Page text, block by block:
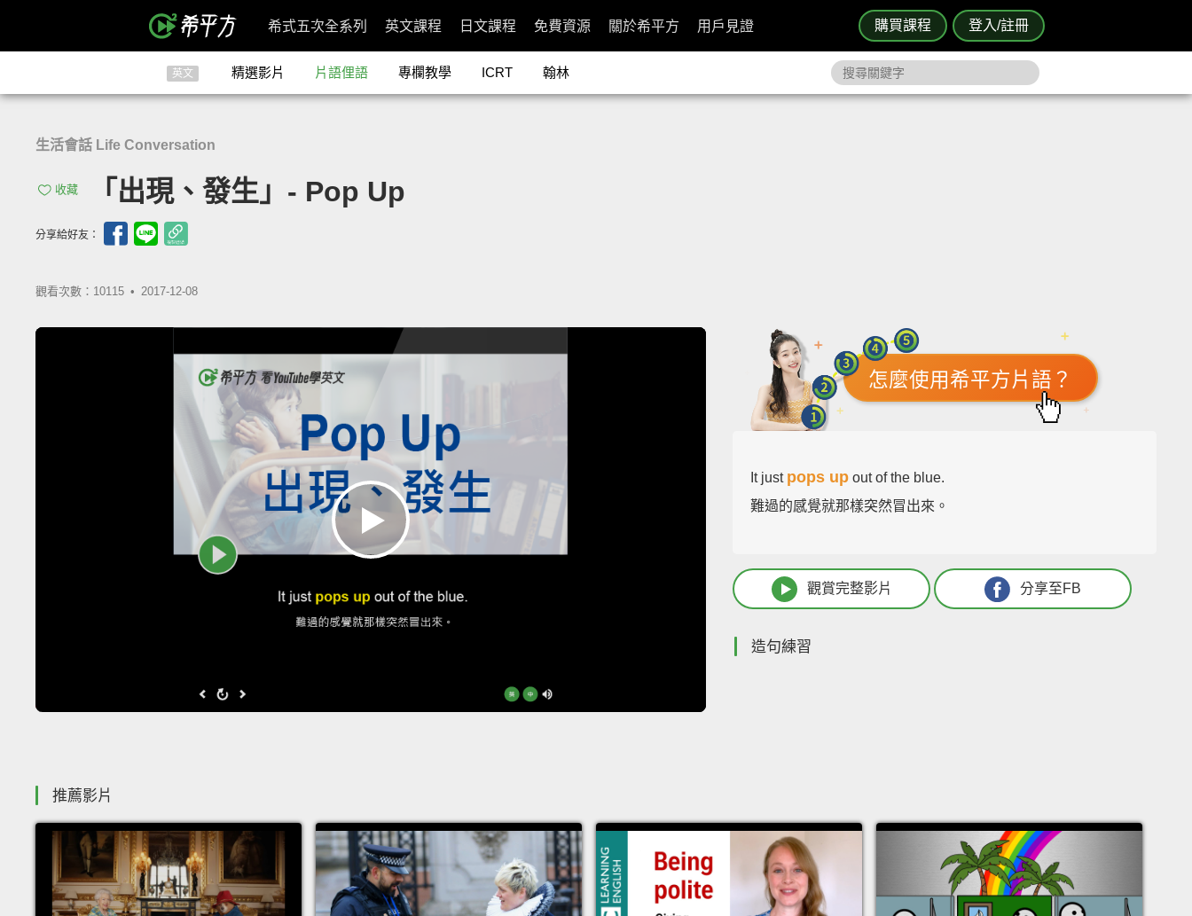
購買課程 登入/註冊
希式五次全系列 英文課程 日文課程 免費資源 關於希平方 用戶見證
英文 精選影片 片語俚語 專欄教學 ICRT 翰林
生活會話 Life Conversation
收藏 「出現、發生」- Pop Up
分享給好友：
觀看次數：10115 • 2017-12-08
怎麼使用希平方片語？
It just pops up out of the blue.
難過的感覺就那樣突然冒出來。
觀賞完整影片 分享至FB
造句練習
推薦影片